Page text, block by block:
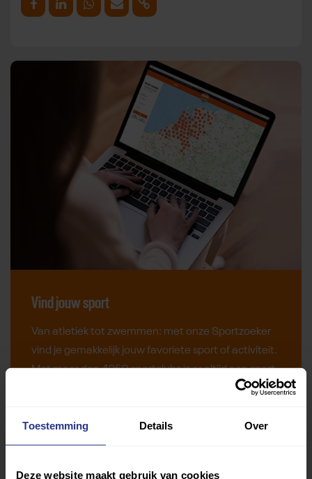
Toestemming Details Over
Deze website maakt gebruik van cookies
Deel op Facebook
Deel op LinkedinDeel op Whatsapp
Mail link Kopieer link
Vind jouw sport
Van atletiek tot zwemmen: met onze Sportzoeker
vind je gemakkelijk jouw favoriete sport of activiteit.
Met meer dan 4250 sportclubs is er altijd een sport
Sport zoeken